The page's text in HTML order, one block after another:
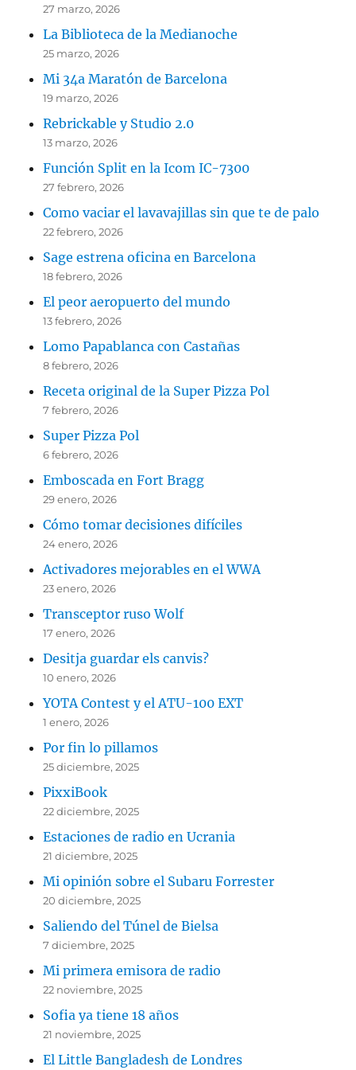
27 marzo, 2026
La Biblioteca de la Medianoche
25 marzo, 2026
Mi 34a Maratón de Barcelona
19 marzo, 2026
Rebrickable y Studio 2.0
13 marzo, 2026
Función Split en la Icom IC-7300
27 febrero, 2026
Como vaciar el lavavajillas sin que te de palo
22 febrero, 2026
Sage estrena oficina en Barcelona
18 febrero, 2026
El peor aeropuerto del mundo
13 febrero, 2026
Lomo Papablanca con Castañas
8 febrero, 2026
Receta original de la Super Pizza Pol
7 febrero, 2026
Super Pizza Pol
6 febrero, 2026
Emboscada en Fort Bragg
29 enero, 2026
Cómo tomar decisiones difíciles
24 enero, 2026
Activadores mejorables en el WWA
23 enero, 2026
Transceptor ruso Wolf
17 enero, 2026
Desitja guardar els canvis?
10 enero, 2026
YOTA Contest y el ATU-100 EXT
1 enero, 2026
Por fin lo pillamos
25 diciembre, 2025
PixxiBook
22 diciembre, 2025
Estaciones de radio en Ucrania
21 diciembre, 2025
Mi opinión sobre el Subaru Forrester
20 diciembre, 2025
Saliendo del Túnel de Bielsa
7 diciembre, 2025
Mi primera emisora de radio
22 noviembre, 2025
Sofia ya tiene 18 años
21 noviembre, 2025
El Little Bangladesh de Londres